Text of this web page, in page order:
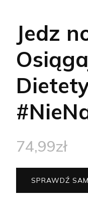
Jedz
74,99zł
SPRAWDŹ